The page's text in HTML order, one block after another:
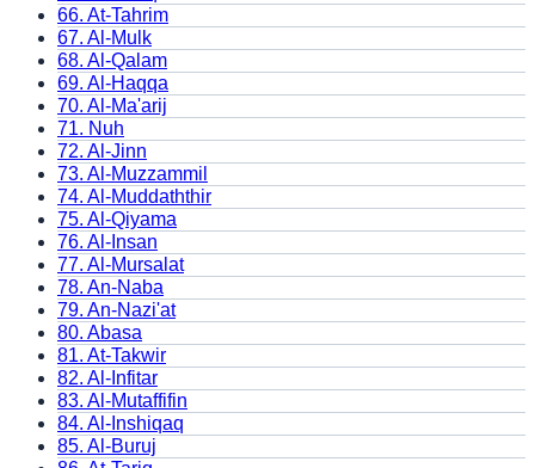
66. At-Tahrim
67. Al-Mulk
68. Al-Qalam
69. Al-Haqqa
70. Al-Ma'arij
71. Nuh
72. Al-Jinn
73. Al-Muzzammil
74. Al-Muddaththir
75. Al-Qiyama
76. Al-Insan
77. Al-Mursalat
78. An-Naba
79. An-Nazi'at
80. Abasa
81. At-Takwir
82. Al-Infitar
83. Al-Mutaffifin
84. Al-Inshiqaq
85. Al-Buruj